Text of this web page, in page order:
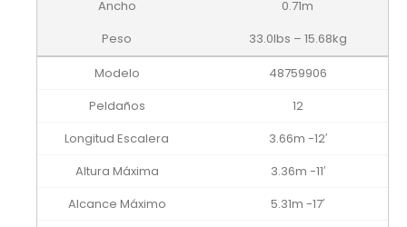
0.71m
33.0lbs – 15.68kg
48759906
12
3.66m -12′
3.36m -11′
5.31m -17′